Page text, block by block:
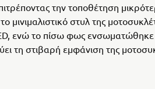
την τοποθέτηση
μινιμαλιστικό στυλ της
ενώ το πίσω φως
τη στιβαρή εμφάνιση της